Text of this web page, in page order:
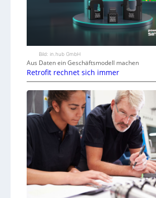
Bild: in.hub GmbH
Aus Daten ein Geschäftsmodell machen
Retrofit rechnet sich immer